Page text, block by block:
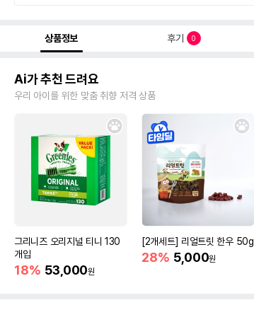
상품정보 후기 0
Ai가 추천 드려요
우리 아이를 위한 맞춤 취향 저격 상품
그리니즈 오리지널 티니 130
개입
18% 53,000원
[2개세트] 리얼트릿 한우 50g
28% 5,000원